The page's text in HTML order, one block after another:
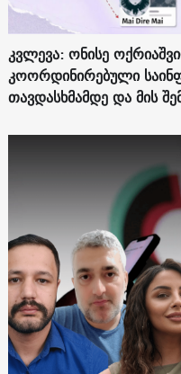
კვლევა: ონისე
კოორდინირებული
თავდასხმამდე და მის